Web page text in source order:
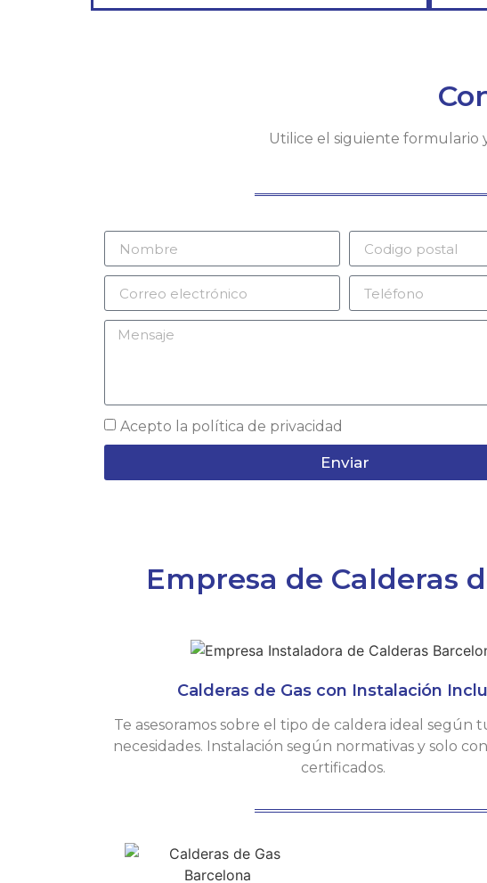
Utilice el siguiente formulario
Acepto la política de privacidad
Enviar
Empresa de Calderas
Calderas de Gas con Instalación
Te asesoramos sobre el tipo de caldera ideal según
necesidades. Instalación según normativas y solo
certificados.